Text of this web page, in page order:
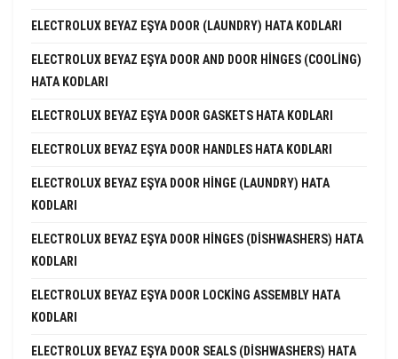
ELECTROLUX BEYAZ EŞYA DOOR (LAUNDRY) HATA KODLARI
ELECTROLUX BEYAZ EŞYA DOOR AND DOOR HINGES (COOLING)
HATA KODLARI
ELECTROLUX BEYAZ EŞYA DOOR GASKETS HATA KODLARI
ELECTROLUX BEYAZ EŞYA DOOR HANDLES HATA KODLARI
ELECTROLUX BEYAZ EŞYA DOOR HINGE (LAUNDRY) HATA
KODLARI
ELECTROLUX BEYAZ EŞYA DOOR HINGES (DISHWASHERS) HATA
KODLARI
ELECTROLUX BEYAZ EŞYA DOOR LOCKING ASSEMBLY HATA
KODLARI
ELECTROLUX BEYAZ EŞYA DOOR SEALS (DISHWASHERS) HATA